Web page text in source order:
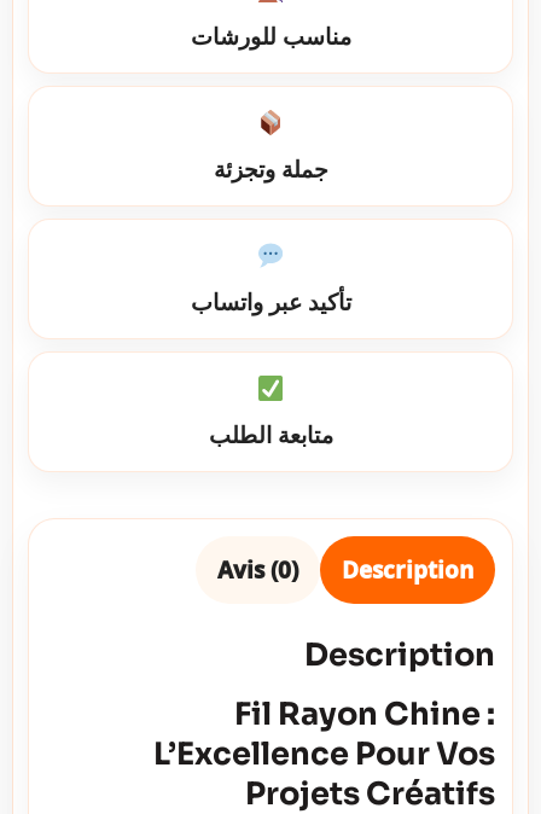
مناسب للورشات
جملة وتجزئة
تأكيد عبر واتساب
متابعة الطلب
Description
Avis (0)
Description
Fil Rayon Chine :
L’Excellence Pour Vos
Projets Créatifs